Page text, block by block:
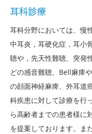
耳科診療
耳科分野においては、慢
中耳炎，耳硬化症，耳小
聴や，先天性難聴、突発
どの感音難聴、Bell麻痺
の顔面神経麻痺、外耳道
科疾患に対して診療を行
ら高齢者までの患者様に
を提案しております。ま